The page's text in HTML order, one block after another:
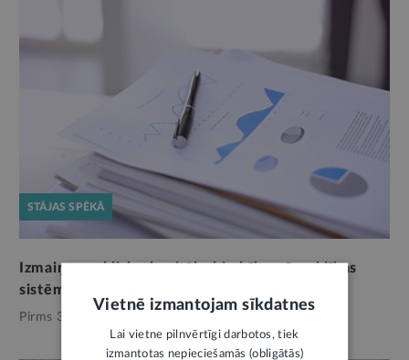
STĀJAS SPĒKĀ
Izmaiņas publisko kapitālsabiedrību pārvaldības
sistēmā
Pirms 3 dienām,
Vietnē izmantojam sīkdatnes
Lai vietne pilnvērtīgi darbotos, tiek
izmantotas nepieciešamās (obligātās)